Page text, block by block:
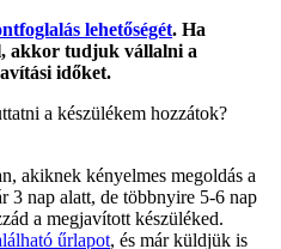
lehetőségét. Ha
akkor tudjuk vállalni a
időket.
a készülékem hozzátok?
akiknek kényelmes megoldás a
3 nap alatt, de többnyire 5-6 nap
a megjavított készüléked.
űrlapot, és már küldjük is